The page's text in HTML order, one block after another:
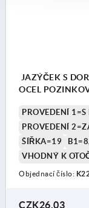
JAZÝČEK S
OCEL
PROVEDENÍ 1=S
PROVEDENÍ
ŠÍŘKA=19
VHODNÝ K
Objednací číslo:
CZK26.03